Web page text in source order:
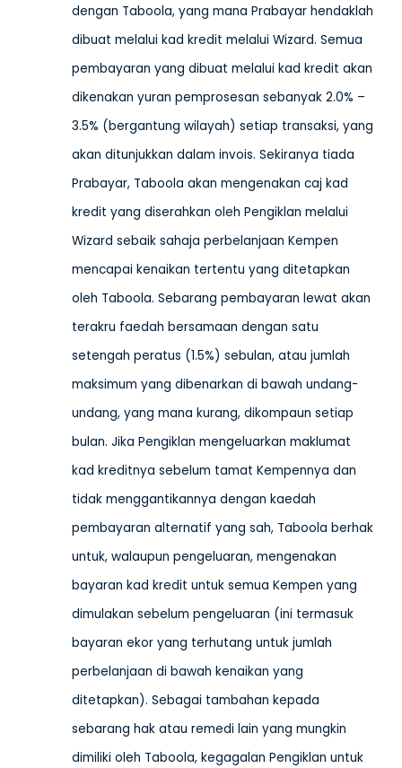
dengan Taboola, yang mana Prabayar hendaklah
dibuat melalui kad kredit melalui Wizard. Semua
pembayaran yang dibuat melalui kad kredit akan
dikenakan yuran pemprosesan sebanyak 2.0% –
3.5% (bergantung wilayah) setiap transaksi, yang
akan ditunjukkan dalam invois. Sekiranya tiada
Prabayar, Taboola akan mengenakan caj kad
kredit yang diserahkan oleh Pengiklan melalui
Wizard sebaik sahaja perbelanjaan Kempen
mencapai kenaikan tertentu yang ditetapkan
oleh Taboola. Sebarang pembayaran lewat akan
terakru faedah bersamaan dengan satu
setengah peratus (1.5%) sebulan, atau jumlah
maksimum yang dibenarkan di bawah undang-
undang, yang mana kurang, dikompaun setiap
bulan. Jika Pengiklan mengeluarkan maklumat
kad kreditnya sebelum tamat Kempennya dan
tidak menggantikannya dengan kaedah
pembayaran alternatif yang sah, Taboola berhak
untuk, walaupun pengeluaran, mengenakan
bayaran kad kredit untuk semua Kempen yang
dimulakan sebelum pengeluaran (ini termasuk
bayaran ekor yang terhutang untuk jumlah
perbelanjaan di bawah kenaikan yang
ditetapkan). Sebagai tambahan kepada
sebarang hak atau remedi lain yang mungkin
dimiliki oleh Taboola, kegagalan Pengiklan untuk